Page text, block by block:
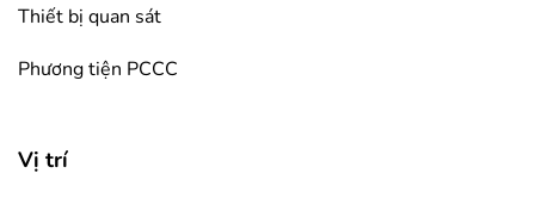
Thiết bị quan sát
Phương tiện PCCC
Vị trí